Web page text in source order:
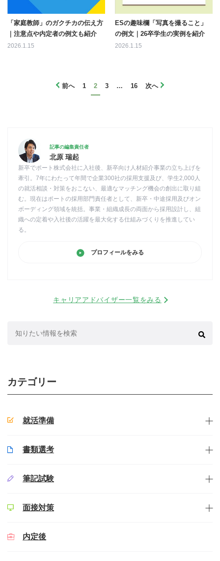
「家庭教師」のガクチカの伝え方
｜注意点や内定者の例文も紹介
2026.1.15
ESの趣味欄「写真を撮ること」
の例文｜26卒学生の実例を紹介
2026.1.15
前へ 1 2 3 … 16 次へ
記事の編集責任者
北原 瑞起
新卒でポート株式会社に入社後、新卒向け人材紹介事業の立ち上げを
牽引。7年にわたって年間で企業300社の採用支援及び、学生2,000人
の就活相談・対策をおこない、最適なマッチング機会の創出に取り組
む。現在はポートの採用部門責任者として、新卒・中途採用及びオン
ボーディング領域を統括。事業・組織成長の両面から採用設計し、組
織への定着や入社後の活躍を最大化する仕組みづくりを推進してい
る。
プロフィールをみる
キャリアアドバイザー一覧をみる
カテゴリー
就活準備
書類選考
筆記試験
面接対策
内定後